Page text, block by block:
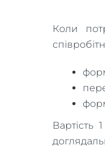
Коли